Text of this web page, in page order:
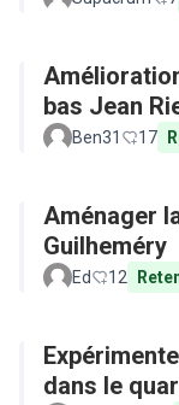
bas Jean
Ben31 17
Aménager
Guilheméry
Ed 12
dans le